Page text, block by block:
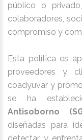
público o
colaboradores,
compromiso y
Esta política es
proveedores y
coadyuvar y
se ha
Antisoborno
diseñadas para